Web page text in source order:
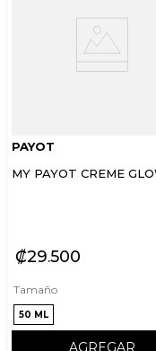
PAYOT
MY PAYOT CREME
₡29500
Tamaño
50 ML